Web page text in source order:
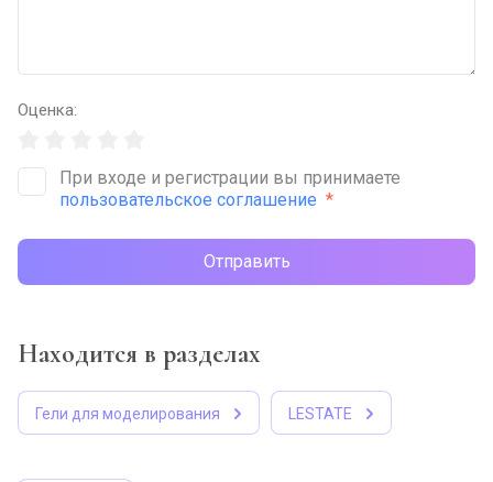
Оценка:
При входе и регистрации вы принимаете
пользовательское соглашение *
Отправить
Находится в разделах
Гели для моделирования LESTATE